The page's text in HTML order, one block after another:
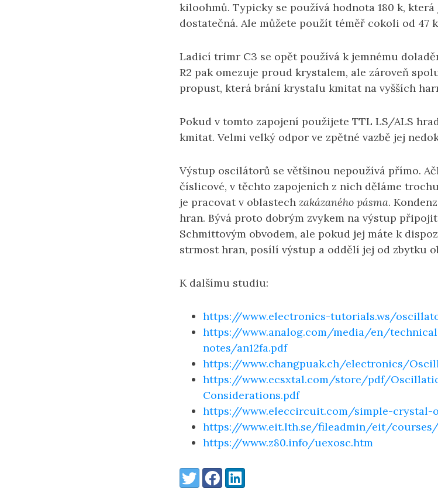
kiloohmů. Typicky se používá hodnota 180 k,
dostatečná. Ale můžete použít téměř cokoli od 47 k
Ladicí trimr C3 se opět používá k jemnému
R2 pak omezuje proud krystalem, ale zároveň
propust, která brání krystalu kmitat na vyšších
Pokud v tomto zapojení použijete TTL LS/ALS
kmitat. Velmi velký odpor ve zpětné vazbě jej
Výstup oscilátorů se většinou nepoužívá přímo.
číslicové, v těchto zapojeních z nich děláme
je pracovat v oblastech zakázaného pásma.
hran. Bývá proto dobrým zvykem na výstup
Schmittovým obvodem, ale pokud jej máte k
strmost hran, posílí výstup a oddělí jej od zbytku
K dalšímu studiu:
https://www.electronics-tutorials.ws/
https://www.analog.com/media/en/
notes/an12fa.pdf
https://www.changpuak.ch/electronics/
https://www.ecsxtal.com/store/pdf/
Considerations.pdf
https://www.eleccircuit.com/simple-
https://www.eit.lth.se/fileadmin/eit/
https://www.z80.info/uexosc.htm
Share:
TwitterFacebookLinkedIn